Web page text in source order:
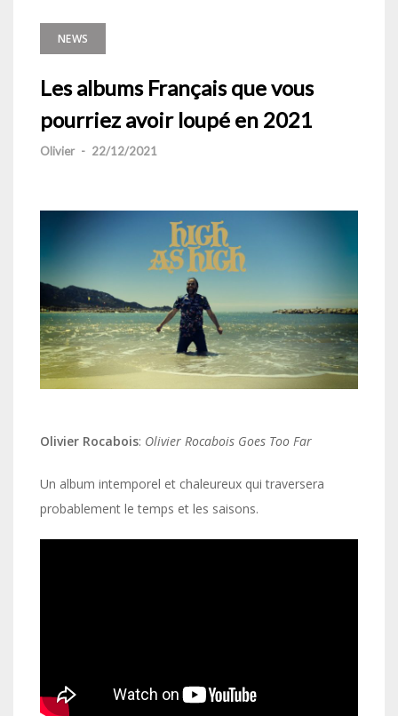
NEWS
Les albums Français que vous
pourriez avoir loupé en 2021
Olivier - 22/12/2021
Olivier Rocabois: Olivier Rocabois Goes Too Far
Un album intemporel et chaleureux qui traversera
probablement le temps et les saisons.